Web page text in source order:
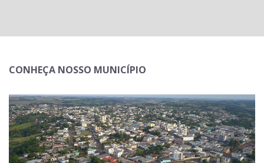
CONHEÇA NOSSO MUNICÍPIO